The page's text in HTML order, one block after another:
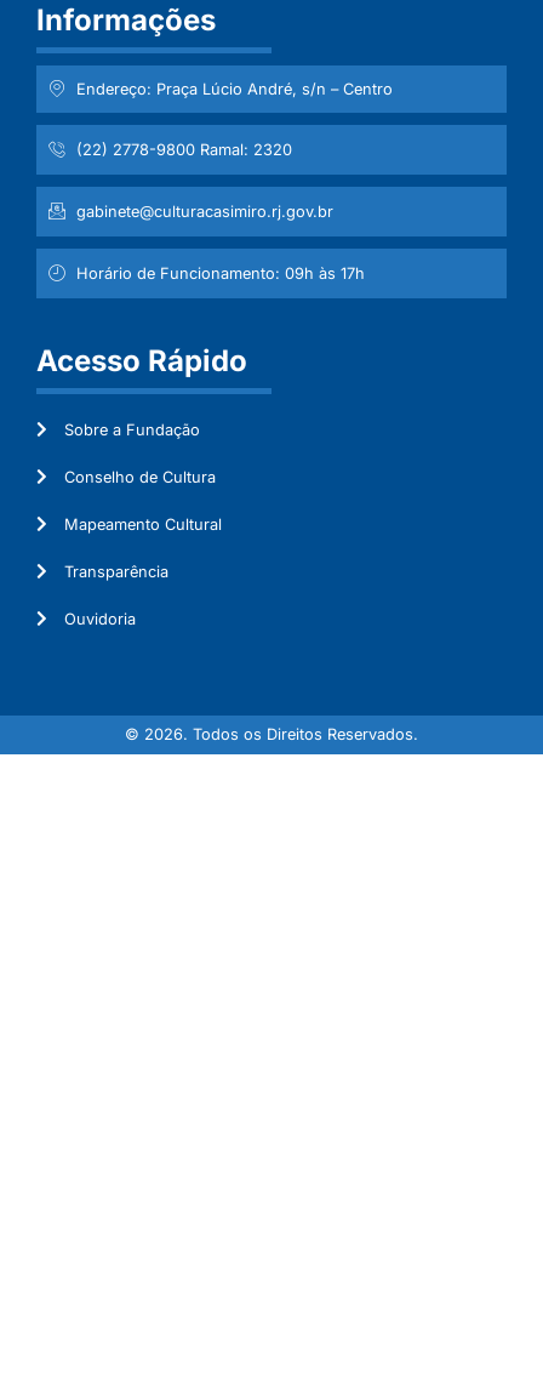
Informações
Endereço: Praça Lúcio André, s/n – Centro
(22) 2778-9800 Ramal: 2320
gabinete@culturacasimiro.rj.gov.br
Horário de Funcionamento: 09h às 17h
Acesso Rápido
Sobre a Fundação
Conselho de Cultura
Mapeamento Cultural
Transparência
Ouvidoria
© 2026. Todos os Direitos Reservados.